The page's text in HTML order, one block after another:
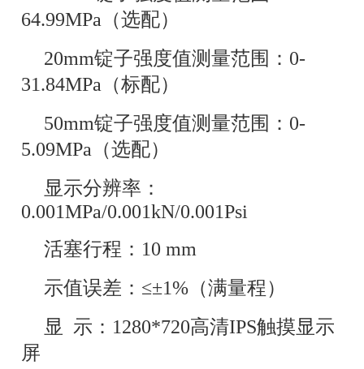
64.99MPa（选配）
20mm锭子强度值测量范围：0-
31.84MPa（标配）
50mm锭子强度值测量范围：0-
5.09MPa（选配）
显示分辨率：
0.001MPa/0.001kN/0.001Psi
活塞行程：10 mm
示值误差：≤±1%（满量程）
显 示：1280*720高清IPS触摸显示
屏